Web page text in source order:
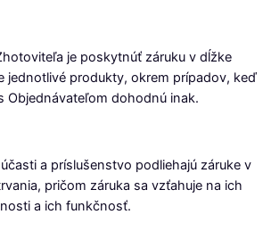
je poskytnúť záruku v dĺžke
jednotlivé produkty, okrem prípadov, keď
Objednávateľom dohodnú inak.
a príslušenstvo podliehajú záruke v
pričom záruka sa vzťahuje na ich
a ich funkčnosť.